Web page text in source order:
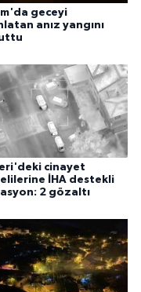
geceyi
anız yangını
cinayet
İHA destekli
2 gözaltı